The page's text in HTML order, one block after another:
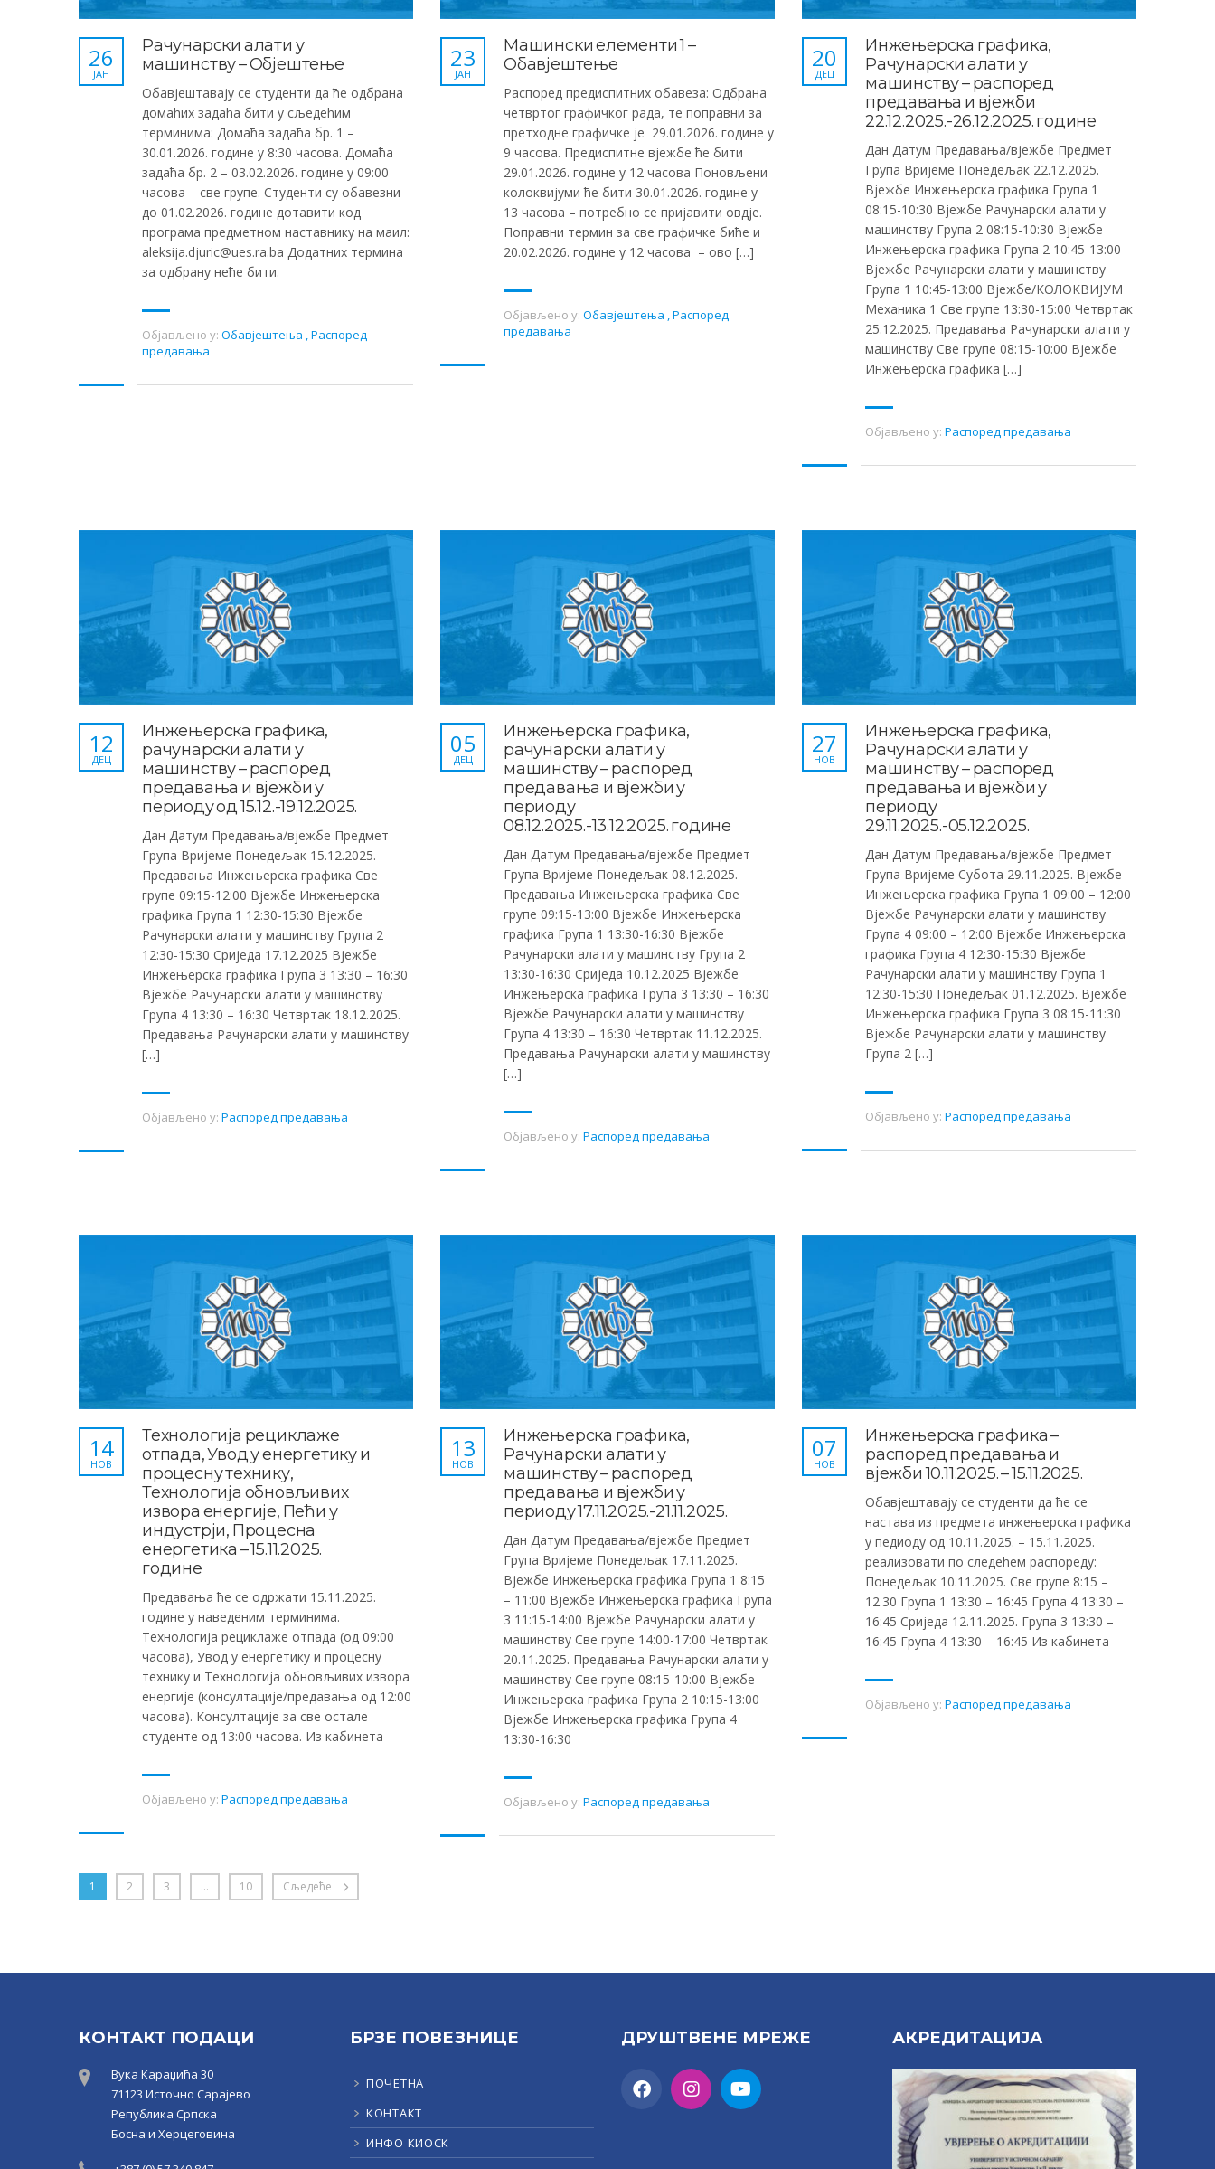
Рачунарски алати у
машинству – Објештење
26
ЈАН
Обавјештавају се студенти да ће одбрана
домаћих задаћа бити у сљедећим
терминима: Домаћа задаћа бр. 1 –
30.01.2026. године у 8:30 часова. Домаћа
задаћа бр. 2 – 03.02.2026. године у 09:00
часова – све групе. Студенти су обавезни
до 01.02.2026. године дотавити код
програма предметном наставнику на маил:
aleksija.djuric@ues.ra.ba Додатних термина
за одбрану неће бити.
Објављено у: Обавјештења ,Распоред
предавања
Машински елементи 1 –
Обавјештење
23
ЈАН
Распоред предиспитних обавеза: Одбрана
четвртог графичког рада, те поправни за
претходне графичке је 29.01.2026. године у
9 часова. Предиспитне вјежбе ће бити
29.01.2026. године у 12 часова Поновљени
колоквијуми ће бити 30.01.2026. године у
13 часова – потребно се пријавити овдје.
Поправни термин за све графичке биће и
20.02.2026. године у 12 часова – ово […]
Објављено у: Обавјештења ,Распоред
предавања
Инжењерска графика,
Рачунарски алати у
машинству – распоред
предавања и вјежби
22.12.2025.-26.12.2025. године
20
ДЕЦ
Дан Датум Предавања/вјежбе Предмет
Група Вријеме Понедељак 22.12.2025.
Вјежбе Инжењерска графика Група 1
08:15-10:30 Вјежбе Рачунарски алати у
машинству Група 2 08:15-10:30 Вјежбе
Инжењерска графика Група 2 10:45-13:00
Вјежбе Рачунарски алати у машинству
Група 1 10:45-13:00 Вјежбе/КОЛОКВИЈУМ
Механика 1 Све групе 13:30-15:00 Четвртак
25.12.2025. Предавања Рачунарски алати у
машинству Све групе 08:15-10:00 Вјежбе
Инжењерска графика […]
Објављено у: Распоред предавања
Инжењерска графика,
рачунарски алати у
машинству – распоред
предавања и вјежби у
периоду од 15.12.-19.12.2025.
12
ДЕЦ
Дан Датум Предавања/вјежбе Предмет
Група Вријеме Понедељак 15.12.2025.
Предавања Инжењерска графика Све
групе 09:15-12:00 Вјежбе Инжењерска
графика Група 1 12:30-15:30 Вјежбе
Рачунарски алати у машинству Група 2
12:30-15:30 Сриједа 17.12.2025 Вјежбе
Инжењерска графика Група 3 13:30 – 16:30
Вјежбе Рачунарски алати у машинству
Група 4 13:30 – 16:30 Четвртак 18.12.2025.
Предавања Рачунарски алати у машинству
[…]
Објављено у: Распоред предавања
Инжењерска графика,
рачунарски алати у
машинству – распоред
предавања и вјежби у
периоду
08.12.2025.-13.12.2025. године
05
ДЕЦ
Дан Датум Предавања/вјежбе Предмет
Група Вријеме Понедељак 08.12.2025.
Предавања Инжењерска графика Све
групе 09:15-13:00 Вјежбе Инжењерска
графика Група 1 13:30-16:30 Вјежбе
Рачунарски алати у машинству Група 2
13:30-16:30 Сриједа 10.12.2025 Вјежбе
Инжењерска графика Група 3 13:30 – 16:30
Вјежбе Рачунарски алати у машинству
Група 4 13:30 – 16:30 Четвртак 11.12.2025.
Предавања Рачунарски алати у машинству
[…]
Објављено у: Распоред предавања
Инжењерска графика,
Рачунарски алати у
машинству – распоред
предавања и вјежби у
периоду
29.11.2025.-05.12.2025.
27
НОВ
Дан Датум Предавања/вјежбе Предмет
Група Вријеме Субота 29.11.2025. Вјежбе
Инжењерска графика Група 1 09:00 – 12:00
Вјежбе Рачунарски алати у машинству
Група 4 09:00 – 12:00 Вјежбе Инжењерска
графика Група 4 12:30-15:30 Вјежбе
Рачунарски алати у машинству Група 1
12:30-15:30 Понедељак 01.12.2025. Вјежбе
Инжењерска графика Група 3 08:15-11:30
Вјежбе Рачунарски алати у машинству
Група 2 […]
Објављено у: Распоред предавања
Технологија рециклаже
отпада, Увод у енергетику и
процесну технику,
Технологија обновљивих
извора енергије, Пећи у
индустрји, Процесна
енергетика – 15.11.2025.
године
14
НОВ
Предавања ће се одржати 15.11.2025.
године у наведеним терминима.
Технологија рециклаже отпада (од 09:00
часова), Увод у енергетику и процесну
технику и Технологија обновљивих извора
енергије (консултације/предавања од 12:00
часова). Консултације за све остале
студенте од 13:00 часова. Из кабинета
Објављено у: Распоред предавања
Инжењерска графика,
Рачунарски алати у
машинству – распоред
предавања и вјежби у
периоду 17.11.2025.-21.11.2025.
13
НОВ
Дан Датум Предавања/вјежбе Предмет
Група Вријеме Понедељак 17.11.2025.
Вјежбе Инжењерска графика Група 1 8:15
– 11:00 Вјежбе Инжењерска графика Група
3 11:15-14:00 Вјежбе Рачунарски алати у
машинству Све групе 14:00-17:00 Четвртак
20.11.2025. Предавања Рачунарски алати у
машинству Све групе 08:15-10:00 Вјежбе
Инжењерска графика Група 2 10:15-13:00
Вјежбе Инжењерска графика Група 4
13:30-16:30
Објављено у: Распоред предавања
Инжењерска графика –
распоред предавања и
вјежби 10.11.2025. – 15.11.2025.
07
НОВ
Обавјештавају се студенти да ће се
настава из предмета инжењерска графика
у педиоду од 10.11.2025. – 15.11.2025.
реализовати по следећем распореду:
Понедељак 10.11.2025. Све групе 8:15 –
12.30 Група 1 13:30 – 16:45 Група 4 13:30 –
16:45 Сриједа 12.11.2025. Група 3 13:30 –
16:45 Група 4 13:30 – 16:45 Из кабинета
Објављено у: Распоред предавања
1 2 3 … 10 Сљедеће
КОНТАКТ ПОДАЦИ
Вука Караџића 30
71123 Источно Сарајево
Република Српска
Босна и Херцеговина
БРЗЕ ПОВЕЗНИЦЕ
ПОЧЕТНА
КОНТАКТ
ИНФО КИОСК
ДРУШТВЕНЕ МРЕЖЕ АКРЕДИТАЦИЈА